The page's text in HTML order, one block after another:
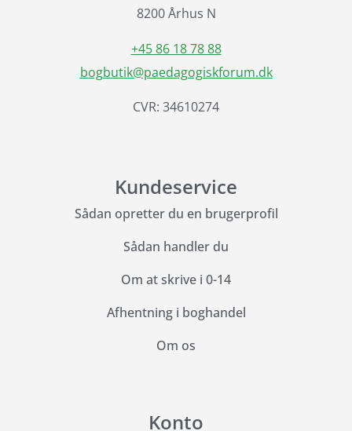
8200 Århus N
+45 86 18 78 88
bogbutik@paedagogiskforum.dk
CVR: 34610274
Kundeservice
Sådan opretter du en brugerprofil
Sådan handler du
Om at skrive i 0-14
Afhentning i boghandel
Om os
Konto